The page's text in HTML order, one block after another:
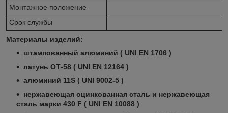
Монтажное положение
Срок службы
Материалы изделий:
штампованный алюминий ( UNI EN 1706 )
латунь ОТ-58 ( UNI EN 12164 )
алюминий 11S ( UNI 9002-5 )
нержавеющая оцинкованная сталь и нержавеющая
сталь марки 430 F ( UNI EN 10088 )